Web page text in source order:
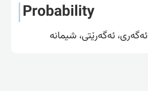
Probability
ئەگەری، ئەگەرێتی، شیمانە